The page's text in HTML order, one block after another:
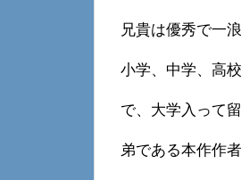
兄貴は優秀で一
小学、中学、高
で、大学入って留
弟である本作作